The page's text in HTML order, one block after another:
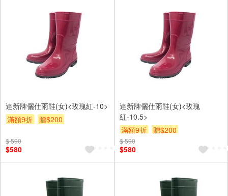
達新牌儷仕雨鞋(女)<玫瑰紅-10>
滿額9折
贈$200
$ 590
$580
達新牌儷仕雨鞋(女)<玫瑰
紅-10.5>
滿額9折
贈$200
$ 590
$580